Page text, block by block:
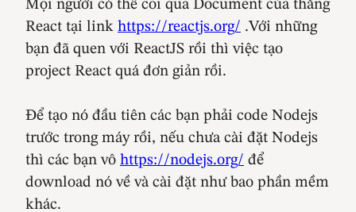
Mọi người có thể coi qua Document của thằng
React tại link https://reactjs.org/ .Với những
bạn đã quen với ReactJS rồi thì việc tạo
project React quá đơn giản rồi.
Để tạo nó đầu tiên các bạn phải code Nodejs
trước trong máy rồi, nếu chưa cài đặt Nodejs
thì các bạn vô https://nodejs.org/ để
download nó về và cài đặt như bao phần mềm
khác.